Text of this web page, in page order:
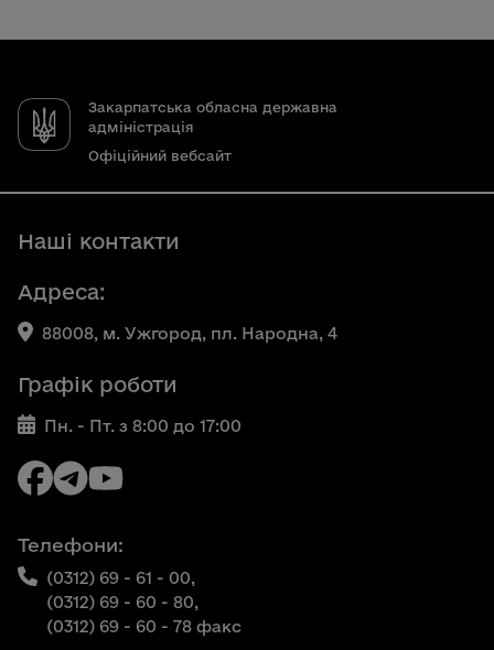
Закарпатська обласна державна
адміністрація
Офіційний вебсайт
Наші контакти
Адреса:
88008, м. Ужгород, пл. Народна, 4
Графік роботи
Пн. - Пт. з 8:00 до 17:00
Телефони:
(0312) 69 - 61 - 00,
(0312) 69 - 60 - 80,
(0312) 69 - 60 - 78 факс